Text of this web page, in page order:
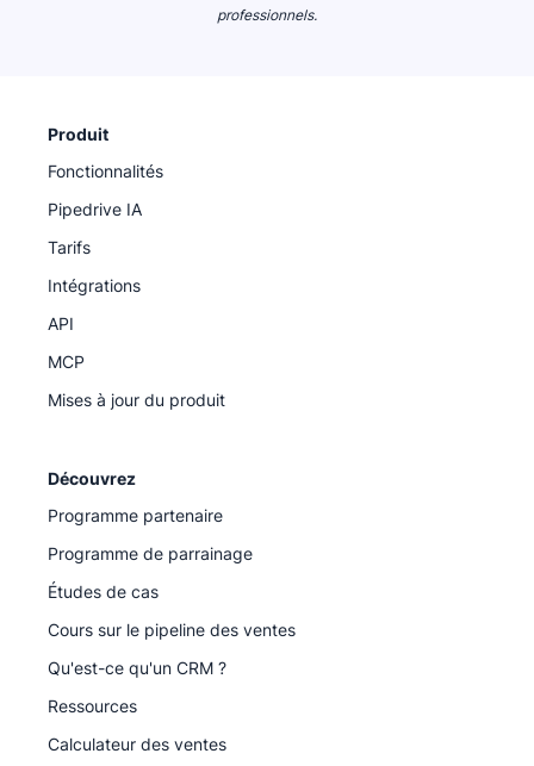
professionnels.
Produit
Fonctionnalités
Pipedrive IA
Tarifs
Intégrations
API
MCP
Mises à jour du produit
Découvrez
Programme partenaire
Programme de parrainage
Études de cas
Cours sur le pipeline des ventes
Qu'est-ce qu'un CRM ?
Ressources
Calculateur des ventes